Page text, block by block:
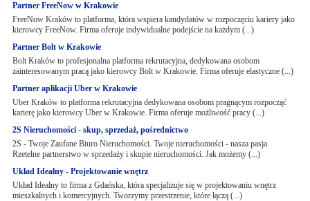
Partner FreeNow w Krakowie
FreeNow Kraków to platforma, która wspiera kandydatów w rozpoczęciu kariery jako
kierowcy FreeNow. Firma oferuje indywidualne podejście na każdym (...)
Partner Bolt w Krakowie
Bolt Kraków to profesjonalna platforma rekrutacyjna, dedykowana osobom
zainteresowanym pracą jako kierowcy Bolt w Krakowie. Firma oferuje elastyczne (...)
Partner aplikacji Uber w Krakowie
Uber Kraków to platforma rekrutacyjna dedykowana osobom pragnącym rozpocząć
karierę jako kierowcy Uber w Krakowie. Firma oferuje możliwość pracy (...)
2S Nieruchomości - skup, sprzedaż, pośrednictwo
2S - Twoje Zaufane Biuro Nieruchomości. Twoje nieruchomości - nasza pasja.
Rzetelne partnerstwo w sprzedaży i skupie nieruchomości. Jak możemy (...)
Układ Idealny - Projektowanie wnętrz
Układ Idealny to firma z Gdańska, która specjalizuje się w projektowaniu wnętrz
mieszkalnych i komercyjnych. Tworzymy przestrzenie, które łączą (...)